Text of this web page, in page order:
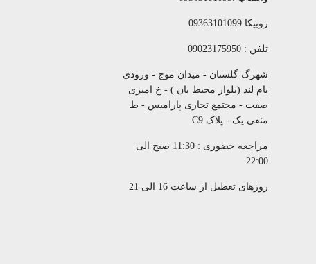
روبیکا 09363101099
تلفن : 09023175950
شهرگ گلستان - میدان موج - ورودی
بام لند (بلوار محیط بان ) - خ امیری
صفت - مجتمع تجاری پارامیس - ط
منفی یک - پلاک C9
مراجعه حضوری : 11:30 صبح الی
22:00
روزهای تعطیل از ساعت 16 الی 21